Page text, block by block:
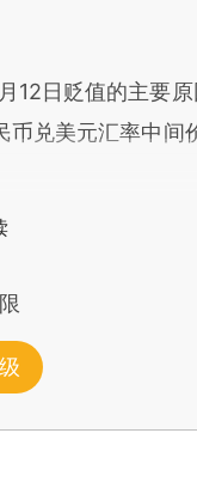
12日贬值的主要原
币兑美元汇率中间